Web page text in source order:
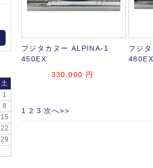
土
1
8
15
22
29
フジタカヌー ALPINA-1
450EX
330,000 円
フジ
480EX
1 2 3 次へ>>